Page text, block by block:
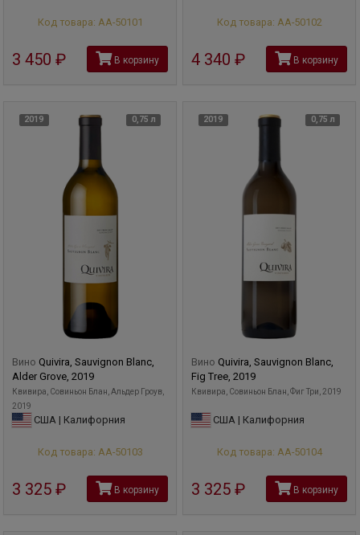
Код товара: АА-50101
3 450 руб В корзину
Код товара: АА-50102
4 340 руб В корзину
2019 0,75 л
Вино Quivira, Sauvignon Blanc,
Alder Grove, 2019
Квивира, Совиньон Блан, Альдер Гроув,
2019
США | Калифорния
Код товара: АА-50103
3 325 руб В корзину
2019 0,75 л
Вино Quivira, Sauvignon Blanc,
Fig Tree, 2019
Квивира, Совиньон Блан, Фиг Три, 2019
США | Калифорния
Код товара: АА-50104
3 325 руб В корзину